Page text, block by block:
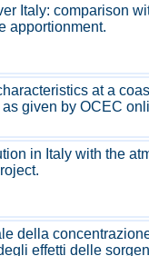
Italy: comparison
apportionment.
at a
given by OCEC
in Italy with the
della
effetti delle